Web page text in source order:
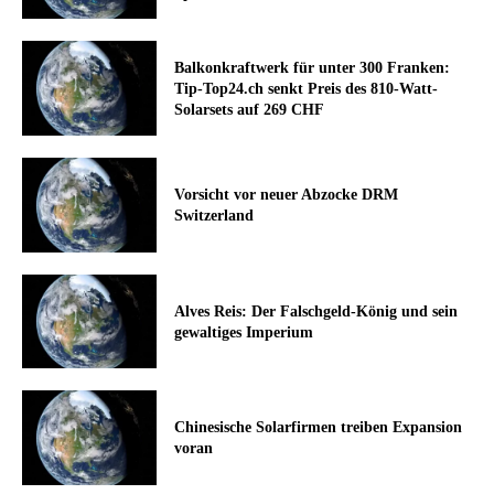
Balkonkraftwerk für unter 300 Franken:
Tip-Top24.ch senkt Preis des 810-Watt-
Solarsets auf 269 CHF
Vorsicht vor neuer Abzocke DRM
Switzerland
Alves Reis: Der Falschgeld-König und sein
gewaltiges Imperium
Chinesische Solarfirmen treiben Expansion
voran